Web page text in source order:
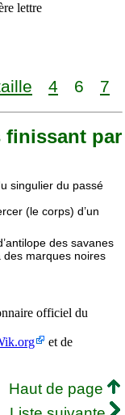
lettre
4 6 7
finissant par
singulier du passé
(le corps) d’un
des savanes
des marques noires
officiel du
et de
Haut de page